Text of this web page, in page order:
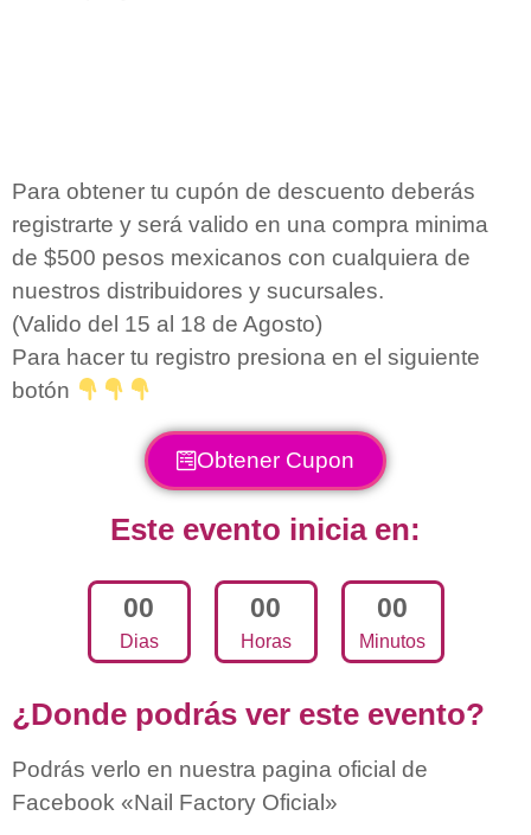
Para obtener tu cupón de descuento deberás
registrarte y será valido en una compra minima
de $500 pesos mexicanos con cualquiera de
nuestros distribuidores y sucursales.
(Valido del 15 al 18 de Agosto)
Para hacer tu registro presiona en el siguiente
botón
Obtener Cupon
Este evento inicia en:
00
Dias
00
Horas
00
Minutos
¿Donde podrás ver este evento?
Podrás verlo en nuestra pagina oficial de
Facebook «Nail Factory Oficial»